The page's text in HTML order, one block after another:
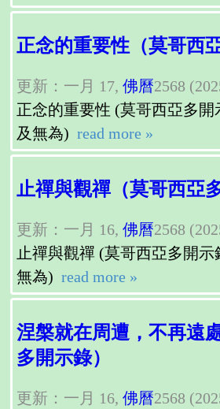
正念的重要性（莫哥西
更新：一月 17, 佛曆2568
正念的重要性 (莫哥西亞多開
及無為) read more »
止禪與觀禪（莫哥西亞
更新：一月 16, 佛曆2568
止禪與觀禪 (莫哥西亞多開示
無為) read more »
涅槃就在周遭，不再遠
多開示錄）
更新：一月 16, 佛曆2568